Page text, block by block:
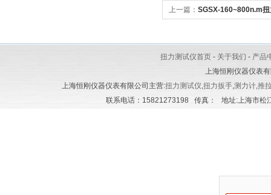
上一篇： SGSX-160~800n.m
扭力测试仪首页 - 关于我们 - 产品
上海恒刚仪器仪表
上海恒刚仪器仪表有限公司主营:扭力测试仪,扭力扳手,测力计,推
联系电话：15821273198 传真： 地址:上海市